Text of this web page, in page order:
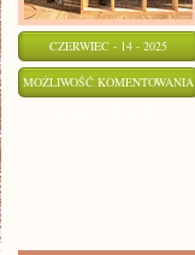
CZERWIEC - 14 - 2025
MOŻLIWOŚĆ KOMENTOWANIA